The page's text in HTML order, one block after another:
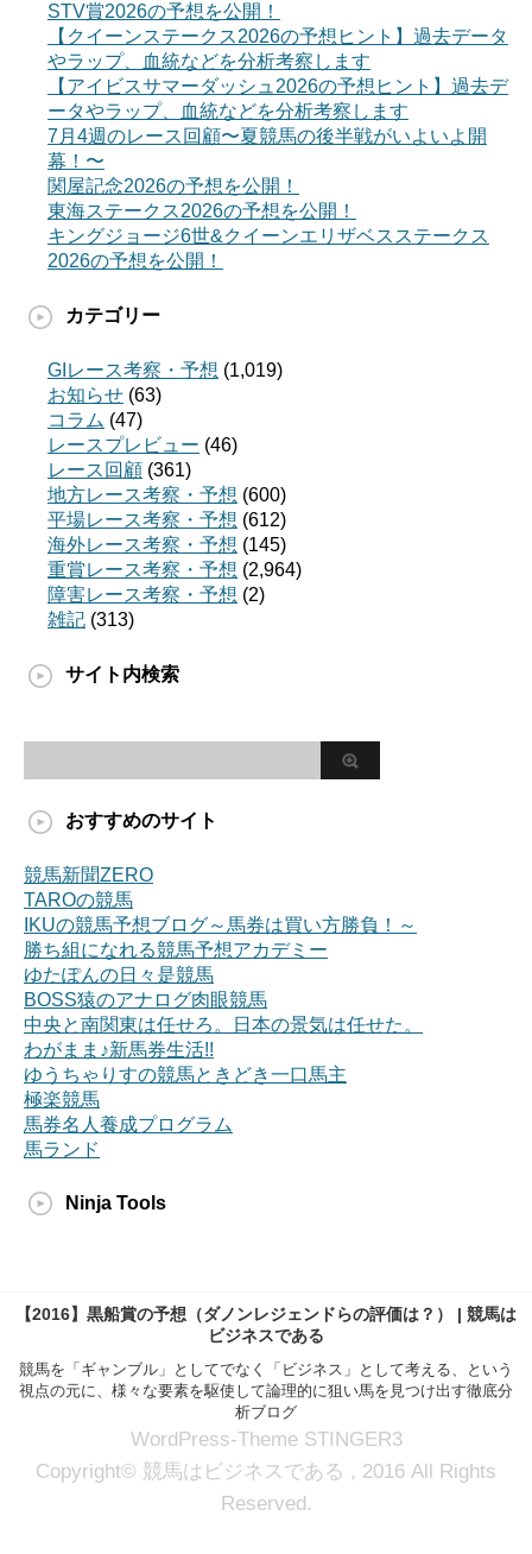
STV賞2026の予想を公開！
【クイーンステークス2026の予想ヒント】過去データ
やラップ、血統などを分析考察します
【アイビスサマーダッシュ2026の予想ヒント】過去デ
ータやラップ、血統などを分析考察します
7月4週のレース回顧〜夏競馬の後半戦がいよいよ開
幕！〜
関屋記念2026の予想を公開！
東海ステークス2026の予想を公開！
キングジョージ6世&クイーンエリザベスステークス
2026の予想を公開！
カテゴリー
GIレース考察・予想 (1,019)
お知らせ (63)
コラム (47)
レースプレビュー (46)
レース回顧 (361)
地方レース考察・予想 (600)
平場レース考察・予想 (612)
海外レース考察・予想 (145)
重賞レース考察・予想 (2,964)
障害レース考察・予想 (2)
雑記 (313)
サイト内検索
おすすめのサイト
競馬新聞ZERO
TAROの競馬
IKUの競馬予想ブログ～馬券は買い方勝負！～
勝ち組になれる競馬予想アカデミー
ゆたぽんの日々是競馬
BOSS猿のアナログ肉眼競馬
中央と南関東は任せろ。日本の景気は任せた。
わがまま♪新馬券生活!!
ゆうちゃりすの競馬ときどき一口馬主
極楽競馬
馬券名人養成プログラム
馬ランド
Ninja Tools
【2016】黒船賞の予想（ダノンレジェンドらの評価は？） | 競馬は
ビジネスである
競馬を「ギャンブル」としてでなく「ビジネス」として考える、という
視点の元に、様々な要素を駆使して論理的に狙い馬を見つけ出す徹底分
析ブログ
WordPress-Theme STINGER3
Copyright© 競馬はビジネスである , 2016 All Rights
Reserved.